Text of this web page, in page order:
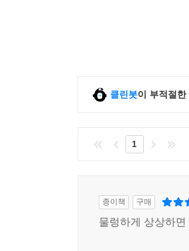
예언에 가까운 소급
잔 카를로 스팔란차니,
여겨 해석하는데, 이
저작권 기한이 만료
클린봇이 부적절
1
종이책 구매
물렁하게 상상하